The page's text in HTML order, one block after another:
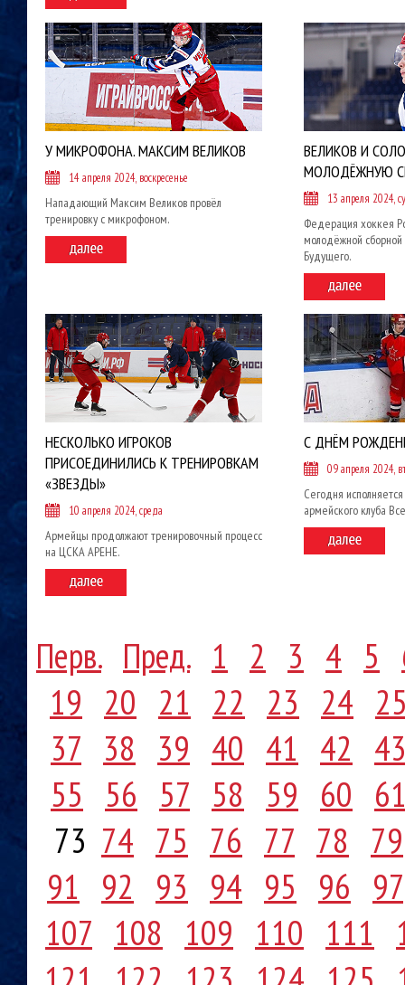
У МИКРОФОНА. МАКСИМ ВЕЛИКОВ
14 апреля 2024, воскресенье
Нападающий Максим Великов провёл
тренировку с микрофоном.
ВЕЛИКОВ И
МОЛОДЁЖНУЮ
13 апреля 2024,
Федерация хоккея
молодёжной сборной
Будущего.
НЕСКОЛЬКО ИГРОКОВ
ПРИСОЕДИНИЛИСЬ К ТРЕНИРОВКАМ
«ЗВЕЗДЫ»
10 апреля 2024, среда
Армейцы продолжают тренировочный процесс
на ЦСКА АРЕНЕ.
С ДНЁМ
09 апреля 2024,
Сегодня
армейского клуба
Перв. Пред. 1 2 3 4 5
19 20 21 22 23 24
37 38 39 40 41 42
55 56 57 58 59 60
73 74 75 76 77 78 79
91 92 93 94 95 96 97
107 108 109 110 111